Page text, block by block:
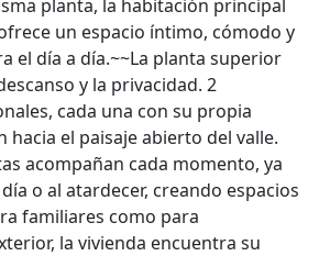
planta, la habitación principal
un espacio íntimo, cómodo y
el día a día.~~La planta superior
y la privacidad. 2
cada una con su propia
hacia el paisaje abierto del valle.
acompañan cada momento, ya
o al atardecer, creando espacios
familiares como para
la vivienda encuentra su